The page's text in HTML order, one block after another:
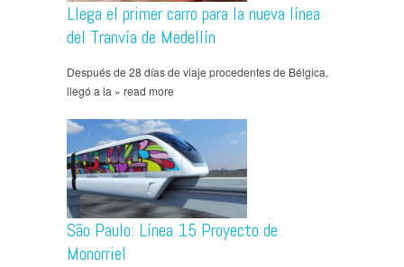
Llega el primer carro para la nueva línea
del Tranvía de Medellín
Después de 28 días de viaje procedentes de Bélgica,
llegó a la » read more
São Paulo: Línea 15 Proyecto de
Monorriel